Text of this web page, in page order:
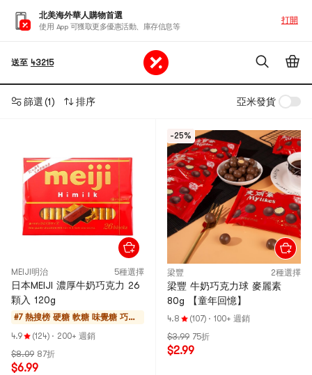
北美海外華人購物首選
使用 App 可獲取更多優惠活動、庫存信息等
打開
送至 43215
篩選(1) 排序 亞米發貨
MEIJI明治 5種選擇
日本MEIJI 濃厚牛奶巧克力 26
顆入 120g
#7 熱搜榜 硬糖 軟糖 味覺糖 巧克
力
4.9 (124) · 200+ 週銷
$8.09 87折
$6.99
-25%
梁豐 2種選擇
梁豐 牛奶巧克力球 麥麗素
80g 【童年回憶】
4.8 (107) · 100+ 週銷
$3.99 75折
$2.99